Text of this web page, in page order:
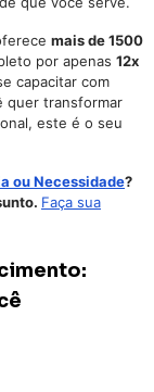
mais de 1500
por apenas 12x
capacitar com
quer transformar
este é o seu
ou Necessidade?
Faça sua